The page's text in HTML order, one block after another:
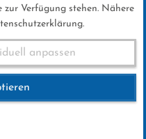
des
Verfügung stehen. Nähere
anpassen